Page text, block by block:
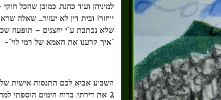
למיניהן ועוד כהנה. כמובן שהכל
יוחזר! ובית דין לא יעזור…. שאלה
שלא נכתבת ע”י יחצנים – תופעה
“איך קרענו את האמא של רמי לוי”-
השבוע אביא לכם התנסות אישית של
2 את דירתי. ברוח הימים הוספתי